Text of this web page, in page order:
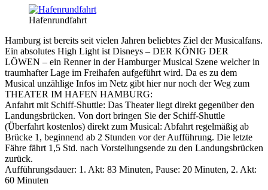
Hafenrundfahrt
Hamburg ist bereits seit vielen Jahren beliebtes Ziel der Musicalfans.
Ein absolutes High Light ist Disneys – DER KÖNIG DER
LÖWEN – ein Renner in der Hamburger Musical Szene welcher in
traumhafter Lage im Freihafen aufgeführt wird. Da es zu dem
Musical unzählige Infos im Netz gibt hier nur noch der Weg zum
THEATER IM HAFEN HAMBURG:
Anfahrt mit Schiff-Shuttle: Das Theater liegt direkt gegenüber den
Landungsbrücken. Von dort bringen Sie der Schiff-Shuttle
(Überfahrt kostenlos) direkt zum Musical: Abfahrt regelmäßig ab
Brücke 1, beginnend ab 2 Stunden vor der Aufführung. Die letzte
Fähre fährt 1,5 Std. nach Vorstellungsende zu den Landungsbrücken
zurück.
Aufführungsdauer: 1. Akt: 83 Minuten, Pause: 20 Minuten, 2. Akt:
60 Minuten